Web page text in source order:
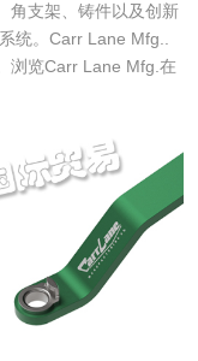
角支架、铸件以及创新
统。Carr Lane Mfg..
浏览Carr Lane Mfg.在